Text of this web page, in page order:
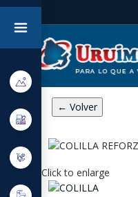
← Volver
Click to enlarge